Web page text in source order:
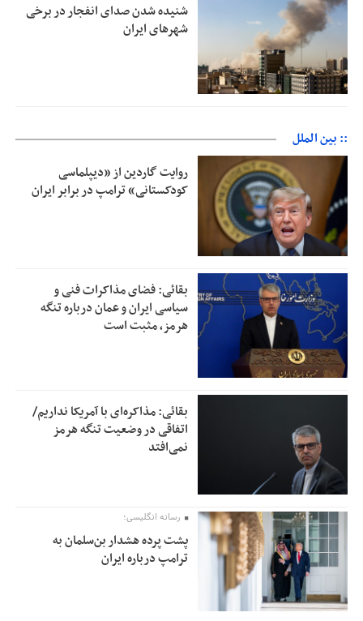
شنیده شدن صدای انفجار در برخی
شهرهای ایران
:: بین الملل
روایت گاردین از «دیپلماسی
کودکستانی» ترامپ در برابر ایران
بقائی: فضای مذاکرات فنی و
سیاسی ایران و عمان درباره تنگه
هرمز، مثبت است
بقائی: مذاکره‌ای با آمریکا نداریم/
اتفاقی در وضعیت تنگه هرمز
نمی‌افتد
رسانه انگلیسی؛
پشت پرده هشدار بن‌سلمان به
ترامپ درباره ایران